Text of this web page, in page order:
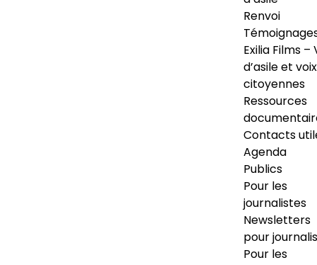
Renvoi
Exilia Films –
d’asile et voix
citoyennes
Ressources
Contacts
Agenda
Publics
Pour les
journalistes
Newsletters
pour
Pour les